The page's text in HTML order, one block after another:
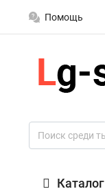
Помощь
Каталог